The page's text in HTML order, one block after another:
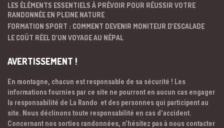
LES ÉLÉMENTS ESSENTIELS À PRÉVOIR POUR RÉUSSIR VOTRE
RANDONNÉE EN PLEINE NATURE
FORMATION SPORT : COMMENT DEVENIR MONITEUR D’ESCALADE
LE COÛT RÉEL D’UN VOYAGE AU NÉPAL
AVERTISSEMENT !
En montagne, chacun est responsable de sa sécurité ! Les
informations fournies par ce site ne pourront en aucun cas engager
la responsabilité de La Rando et des personnes qui participent au
site. Nous déclinons toute responsabilité en cas d’accident.
Concernant nos sorties randonnées, n’hésitez pas à nous contacter